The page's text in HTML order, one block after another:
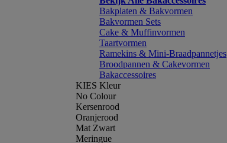
Bakplaten & Bakvormen
Bakvormen Sets
Cake & Muffinvormen
Taartvormen
Ramekins & Mini-Braadpannetjes
Broodpannen & Cakevormen
Bakaccessoires
KIES Kleur
No Colour
Kersenrood
Oranjerood
Mat Zwart
Meringue